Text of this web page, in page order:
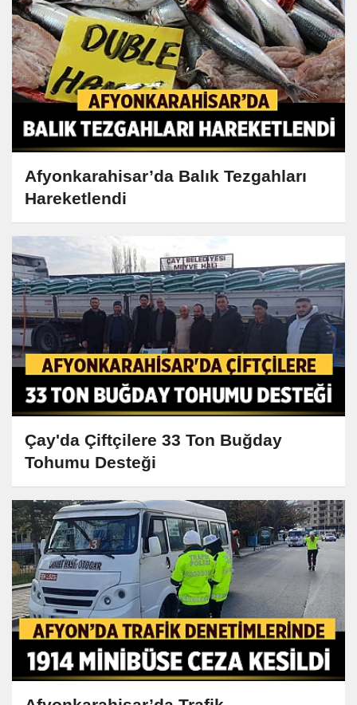
Afyonkarahisar’da Balık Tezgahları
Hareketlendi
Çay'da Çiftçilere 33 Ton Buğday
Tohumu Desteği